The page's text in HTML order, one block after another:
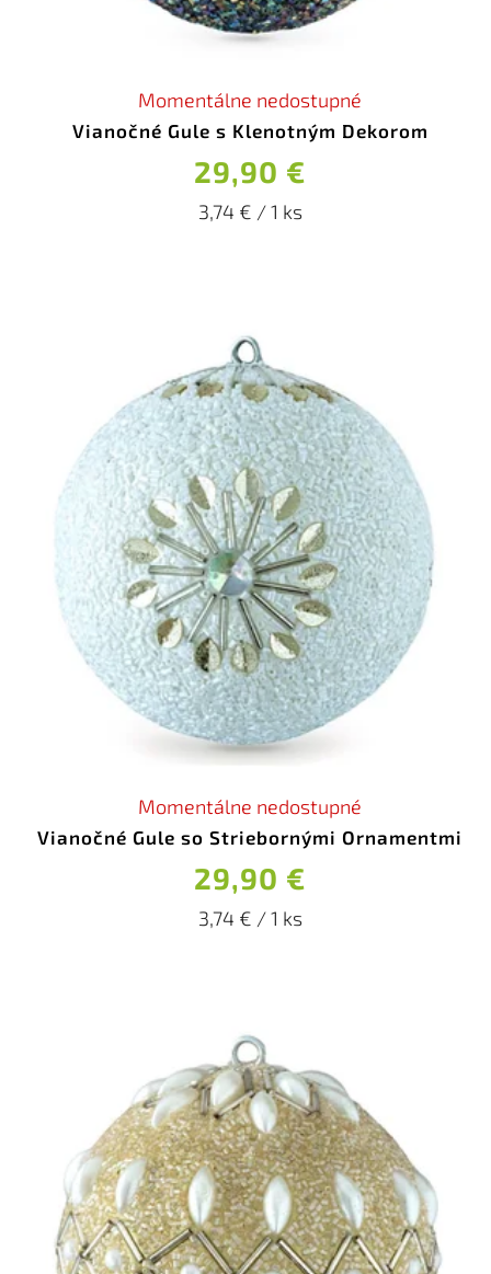
Vianočné Gule s Klenotným Dekorom
Momentálne nedostupné
29,90 €
3,74 € / 1 ks
Vianočné Gule so Striebornými Ornamentmi
Momentálne nedostupné
29,90 €
3,74 € / 1 ks